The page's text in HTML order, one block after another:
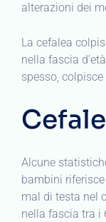
alterazioni dei
La cefalea
nella fascia
spesso,
Alcune
bambini
mal di testa nel
nella fascia tra i